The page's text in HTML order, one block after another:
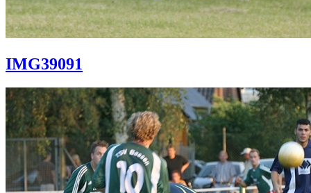
IMG39091